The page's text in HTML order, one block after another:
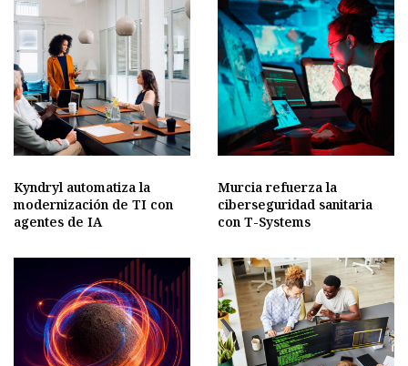
Kyndryl automatiza la
modernización de TI con
agentes de IA
Murcia refuerza la
ciberseguridad sanitaria
con T-Systems